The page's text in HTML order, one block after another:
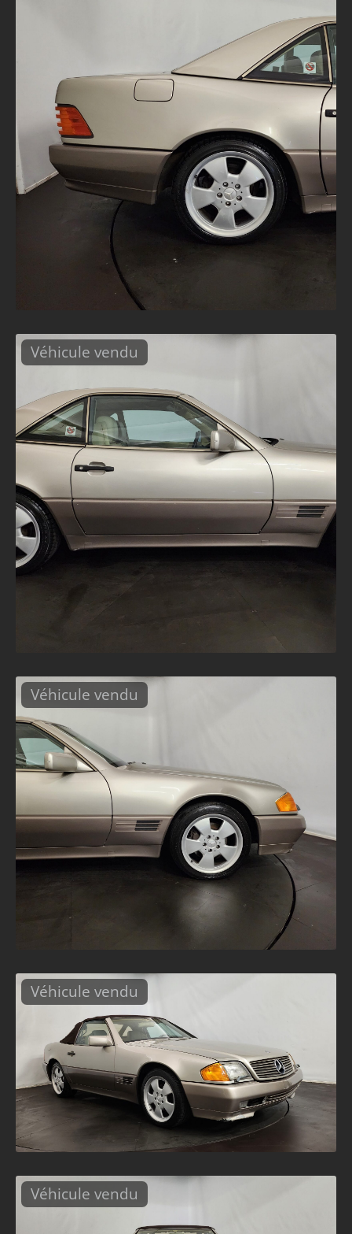
Véhicule vendu
Véhicule vendu
Véhicule vendu
Véhicule vendu